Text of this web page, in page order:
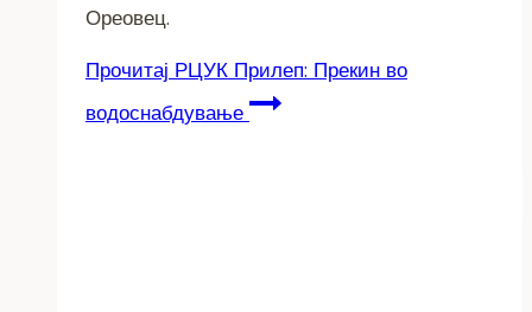
Ореовец.
Прочитај РЦУК Прилеп: Прекин во
водоснабдување